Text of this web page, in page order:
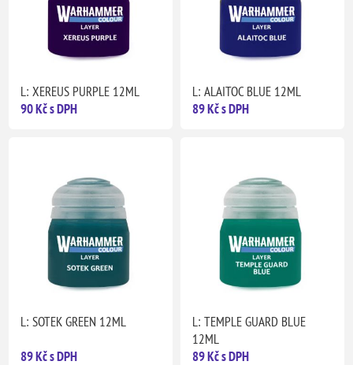
L: XEREUS PURPLE 12ML
90 Kč s DPH
L: ALAITOC BLUE 12ML
89 Kč s DPH
L: SOTEK GREEN 12ML
89 Kč s DPH
L: TEMPLE GUARD BLUE
12ML
89 Kč s DPH